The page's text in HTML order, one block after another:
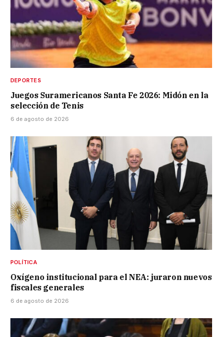
DEPORTES
Juegos Suramericanos Santa Fe 2026: Midón en la
selección de Tenis
6 de agosto de 2026
POLÍTICA
Oxígeno institucional para el NEA: juraron nuevos
fiscales generales
6 de agosto de 2026